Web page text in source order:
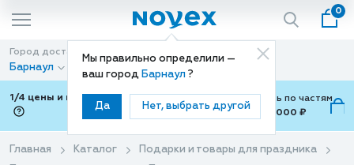
Мы правильно определили —
ваш город Барнаул ?
Да Нет, выбрать другой
0
Город доставки
Барнаул
Способ доставки
Доставка
1/4 цены и покупки ваши с Подели
Можно оплатить по частям
от 700 ₽ до 15,000 ₽
Главная Каталог
Подарки и товары для праздника